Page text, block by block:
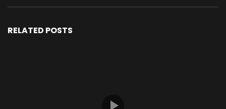
RELATED POSTS